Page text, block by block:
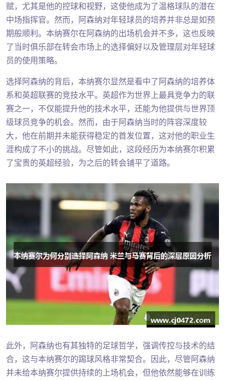
赋，尤其是他的控球和视野，这使他成为了温格球队的潜在
中场指挥官。然而，阿森纳对年轻球员的培养并非总是如预
期般顺利。本纳赛尔在阿森纳的出场机会并不多，这也反映
了当时俱乐部在转会市场上的选择偏好以及管理层对年轻球
员的使用策略。
选择阿森纳的背后，本纳赛尔显然是看中了阿森纳的培养体
系和英超联赛的竞技水平。英超作为世界上最具竞争力的联
赛之一，不仅能提升他的技术水平，还能为他提供与世界顶
级球员竞争的机会。然而，由于阿森纳当时的阵容深度较
大，他在前期并未能获得稳定的首发位置，这对他的职业生
涯构成了不小的挑战。尽管如此，这段经历为本纳赛尔积累
了宝贵的英超经验，为之后的转会铺平了道路。
此外，阿森纳也有其独特的足球哲学，强调传控与技术的结
合，这与本纳赛尔的踢球风格非常契合。因此，尽管阿森纳
并未给本纳赛尔提供持续的上场机会，但他依然能够在训练